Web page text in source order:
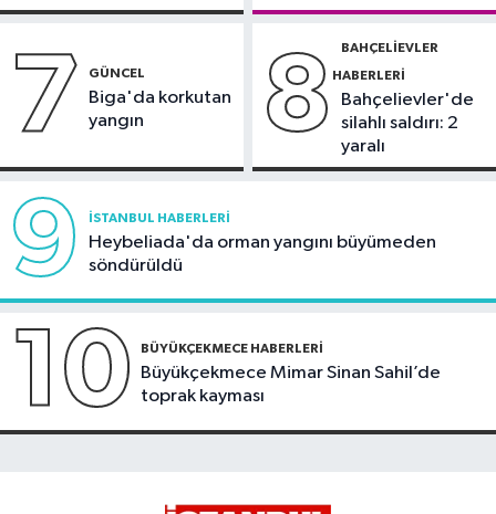
kavga
7 GÜNCEL
Biga'da korkutan
yangın
8 BAHÇELIEVLER
HABERLERI
Bahçelievler'de
silahlı saldırı: 2
yaralı
9 İSTANBUL HABERLERI
Heybeliada'da orman yangını büyümeden
söndürüldü
10 BÜYÜKÇEKMECE HABERLERI
Büyükçekmece Mimar Sinan Sahil’de
toprak kayması